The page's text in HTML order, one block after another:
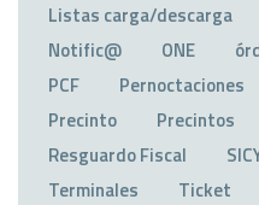
Listas carga/descarga
Notific@
ONE
PCF
Pernoctaciones
Precinto
Precintos
Resguardo Fiscal
Terminales
Ticket